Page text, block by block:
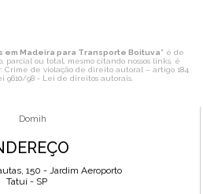
em Madeira para Transporte Boituva" é de
parcial ou total, mesmo citando nossos links, é
Crime de violação de direito autoral – artigo 184
9610/98 - Lei de direitos autorais.
150 - Jardim Aeroporto
Tatuí - SP